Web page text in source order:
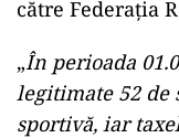
către Federația
„În perioada
legitimate 52 de
sportivă, iar